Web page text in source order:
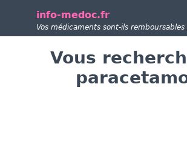
info-medoc.fr
Vos médicaments sont-ils remboursables
Vous